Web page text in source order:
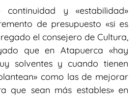
y «estabilidad»
de presupuesto «si es
el consejero de Cultura,
que en Atapuerca «hay
solventes y cuando tienen
como las de mejorar
que sean más estables» en